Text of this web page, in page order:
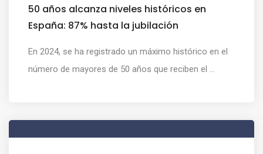
50 años alcanza niveles históricos en
España: 87% hasta la jubilación
En 2024, se ha registrado un máximo histórico en el
número de mayores de 50 años que reciben el ...